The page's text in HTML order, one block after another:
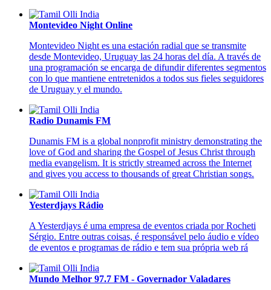
Montevideo Night Online
Montevideo Night es una estación radial que se transmite
desde Montevideo, Uruguay las 24 horas del día. A través de
una programación se encarga de difundir diferentes segmentos
con lo que mantiene entretenidos a todos sus fieles seguidores
de Uruguay y el mundo.
Radio Dunamis FM
Dunamis FM is a global nonprofit ministry demonstrating the
love of God and sharing the Gospel of Jesus Christ through
media evangelism. It is strictly streamed across the Internet
and gives you access to thousands of great Christian songs.
Yesterdjays Rádio
A Yesterdjays é uma empresa de eventos criada por Rocheti
Sérgio. Entre outras coisas, é responsável pelo áudio e vídeo
de eventos e programas de rádio e tem sua própria web rá
Mundo Melhor 97.7 FM - Governador Valadares